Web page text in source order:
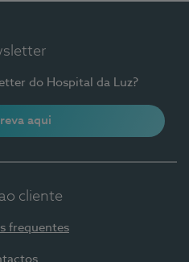
do Hospital da Luz?
aqui
cliente
frequentes